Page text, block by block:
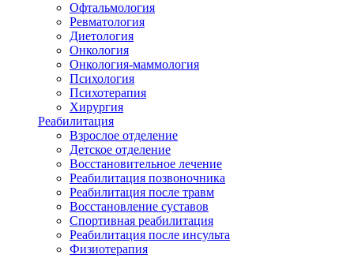
Офтальмология
Ревматология
Диетология
Онкология
Онкология-маммология
Психология
Психотерапия
Хирургия
Реабилитация
Взрослое отделение
Детское отделение
Восстановительное лечение
Реабилитация позвоночника
Реабилитация после травм
Восстановление суставов
Спортивная реабилитация
Реабилитация после инсульта
Физиотерапия